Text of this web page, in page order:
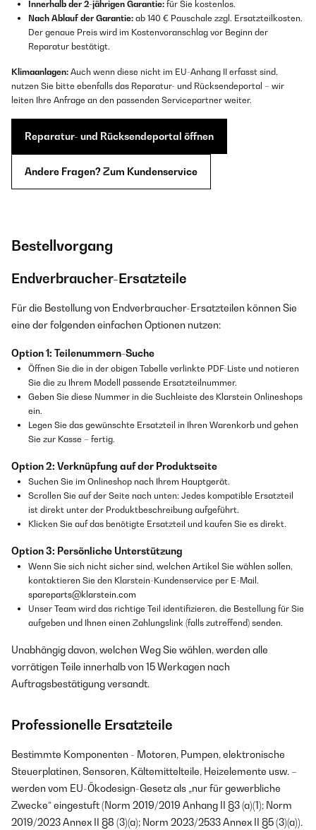
Innerhalb der 2-jährigen Garantie: für Sie kostenlos.
Nach Ablauf der Garantie: ab 140 € Pauschale zzgl. Ersatzteilkosten.
Der genaue Preis wird im Kostenvoranschlag vor Beginn der
Reparatur bestätigt.
Klimaanlagen: Auch wenn diese nicht im EU-Anhang II erfasst sind,
nutzen Sie bitte ebenfalls das Reparatur- und Rücksendeportal – wir
leiten Ihre Anfrage an den passenden Servicepartner weiter.
Reparatur- und Rücksendeportal öffnen
Andere Fragen? Zum Kundenservice
Bestellvorgang
Endverbraucher-Ersatzteile
Für die Bestellung von Endverbraucher-Ersatzteilen können Sie
eine der folgenden einfachen Optionen nutzen:
Option 1: Teilenummern-Suche
Öffnen Sie die in der obigen Tabelle verlinkte PDF-Liste und notieren
Sie die zu Ihrem Modell passende Ersatzteilnummer.
Geben Sie diese Nummer in die Suchleiste des Klarstein Onlineshops
ein.
Legen Sie das gewünschte Ersatzteil in Ihren Warenkorb und gehen
Sie zur Kasse – fertig.
Option 2: Verknüpfung auf der Produktseite
Suchen Sie im Onlineshop nach Ihrem Hauptgerät.
Scrollen Sie auf der Seite nach unten: Jedes kompatible Ersatzteil
ist direkt unter der Produktbeschreibung aufgeführt.
Klicken Sie auf das benötigte Ersatzteil und kaufen Sie es direkt.
Option 3: Persönliche Unterstützung
Wenn Sie sich nicht sicher sind, welchen Artikel Sie wählen sollen,
kontaktieren Sie den Klarstein-Kundenservice per E-Mail.
spareparts@klarstein.com
Unser Team wird das richtige Teil identifizieren, die Bestellung für Sie
aufgeben und Ihnen einen Zahlungslink (falls zutreffend) senden.
Unabhängig davon, welchen Weg Sie wählen, werden alle
vorrätigen Teile innerhalb von 15 Werkagen nach
Auftragsbestätigung versandt.
Professionelle Ersatzteile
Bestimmte Komponenten - Motoren, Pumpen, elektronische
Steuerplatinen, Sensoren, Kältemittelteile, Heizelemente usw. –
werden vom EU-Ökodesign-Gesetz als „nur für gewerbliche
Zwecke“ eingestuft (Norm 2019/2019 Anhang II §3 (a)(1); Norm
2019/2023 Annex II §8 (3)(a); Norm 2023/2533 Annex II §5 (3)(a)).